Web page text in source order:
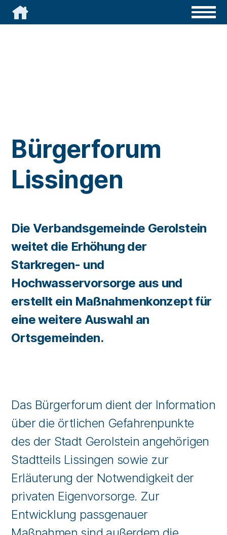

Bürgerforum
Lissingen
Die Verbandsgemeinde Gerolstein
weitet die Erhöhung der
Starkregen- und
Hochwasservorsorge aus und
erstellt ein Maßnahmenkonzept für
eine weitere Auswahl an
Ortsgemeinden.
Das Bürgerforum dient der Information
über die örtlichen Gefahrenpunkte
des der Stadt Gerolstein angehörigen
Stadtteils Lissingen sowie zur
Erläuterung der Notwendigkeit der
privaten Eigenvorsorge. Zur
Entwicklung passgenauer